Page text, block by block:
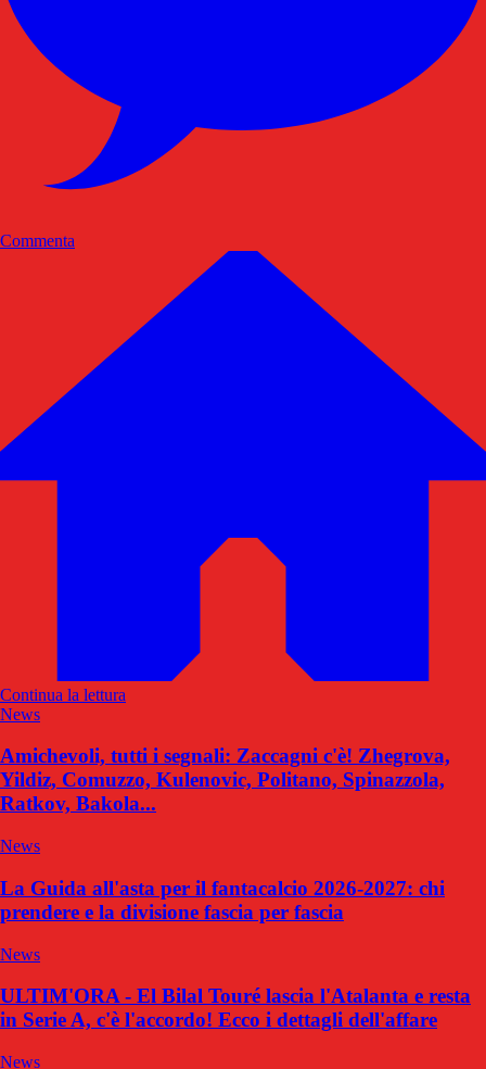
Commenta
Continua la lettura
News
Amichevoli, tutti i segnali: Zaccagni c'è! Zhegrova,
Yildiz, Comuzzo, Kulenovic, Politano, Spinazzola,
Ratkov, Bakola...
News
La Guida all'asta per il fantacalcio 2026-2027: chi
prendere e la divisione fascia per fascia
News
ULTIM'ORA - El Bilal Touré lascia l'Atalanta e resta
in Serie A, c'è l'accordo! Ecco i dettagli dell'affare
News